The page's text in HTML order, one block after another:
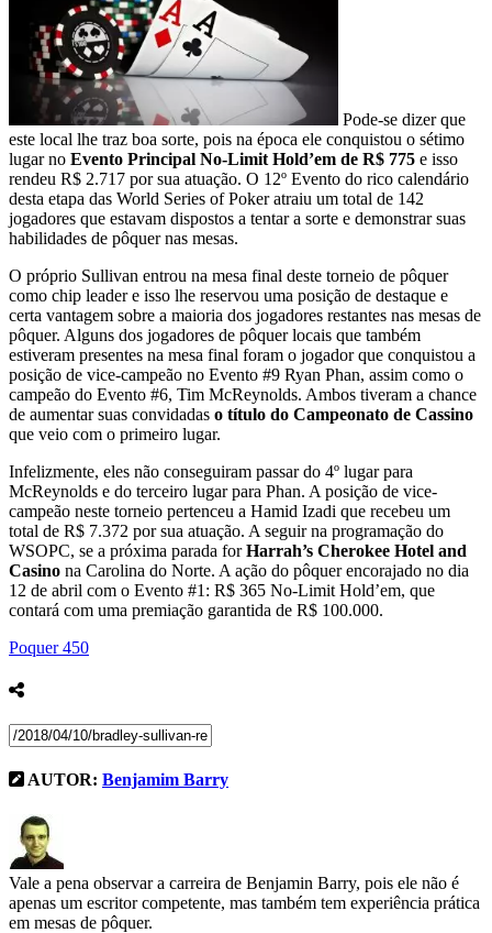
Pode-se dizer que
este local lhe traz boa sorte, pois na época ele conquistou o sétimo
lugar no Evento Principal No-Limit Hold’em de R$ 775 e isso
rendeu R$ 2.717 por sua atuação. O 12º Evento do rico calendário
desta etapa das World Series of Poker atraiu um total de 142
jogadores que estavam dispostos a tentar a sorte e demonstrar suas
habilidades de pôquer nas mesas.
O próprio Sullivan entrou na mesa final deste torneio de pôquer
como chip leader e isso lhe reservou uma posição de destaque e
certa vantagem sobre a maioria dos jogadores restantes nas mesas de
pôquer. Alguns dos jogadores de pôquer locais que também
estiveram presentes na mesa final foram o jogador que conquistou a
posição de vice-campeão no Evento #9 Ryan Phan, assim como o
campeão do Evento #6, Tim McReynolds. Ambos tiveram a chance
de aumentar suas convidadas o título do Campeonato de Cassino
que veio com o primeiro lugar.
Infelizmente, eles não conseguiram passar do 4º lugar para
McReynolds e do terceiro lugar para Phan. A posição de vice-
campeão neste torneio pertenceu a Hamid Izadi que recebeu um
total de R$ 7.372 por sua atuação. A seguir na programação do
WSOPC, se a próxima parada forHarrah’s Cherokee Hotel and
Casino na Carolina do Norte. A ação do pôquer encorajado no dia
12 de abril com o Evento #1: R$ 365 No-Limit Hold’em, que
contará com uma premiação garantida de R$ 100.000.
Poquer450
AUTOR: Benjamim Barry
Vale a pena observar a carreira de Benjamin Barry, pois ele não é
apenas um escritor competente, mas também tem experiência prática
em mesas de pôquer.